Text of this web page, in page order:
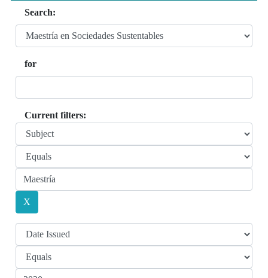
Search:
for
Current filters: